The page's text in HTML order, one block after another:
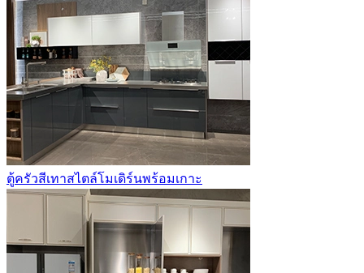
ตู้ครัวสีเทาสไตล์โมเดิร์นพร้อมเกาะ